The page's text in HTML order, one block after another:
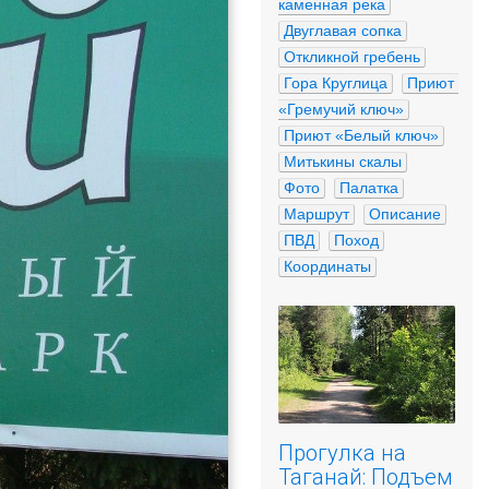
каменная река
Двуглавая сопка
Откликной гребень
Гора Круглица
Приют
«Гремучий ключ»
Приют «Белый ключ»
Митькины скалы
Фото
Палатка
Маршрут
Описание
ПВД
Поход
Координаты
Прогулка на
Таганай: Подъем